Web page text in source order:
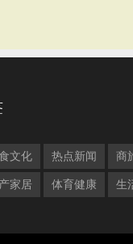
文化 热点新闻 商
家居 体育健康 生